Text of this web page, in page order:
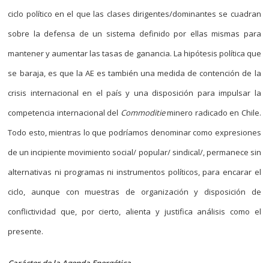
ciclo político en el que las clases dirigentes/dominantes se cuadran
sobre la defensa de un sistema definido por ellas mismas para
mantener y aumentar las tasas de ganancia. La hipótesis política que
se baraja, es que la AE es también una medida de contención de la
crisis internacional en el país y una disposición para impulsar la
competencia internacional del Commoditieminero radicado en Chile.
Todo esto, mientras lo que podríamos denominar como expresiones
de un incipiente movimiento social/ popular/ sindical/, permanece sin
alternativas ni programas ni instrumentos políticos, para encarar el
ciclo, aunque con muestras de organización y disposición de
conflictividad que, por cierto, alienta y justifica análisis como el
presente.